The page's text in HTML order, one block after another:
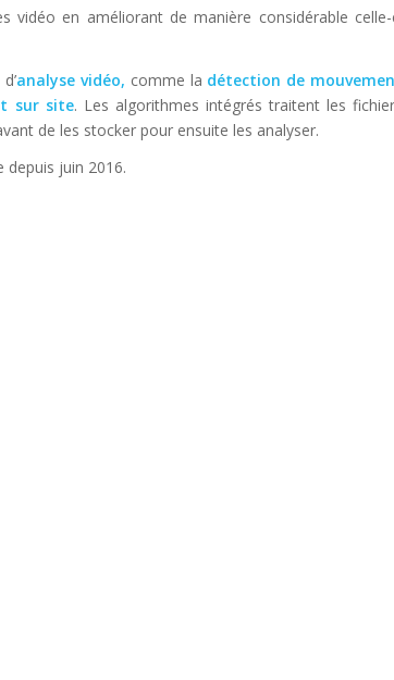
vidéo en améliorant de manière considérable celle-
analyse vidéo, comme la détection de
sur site. Les algorithmes intégrés traitent les
de les stocker pour ensuite les analyser.
depuis juin 2016.